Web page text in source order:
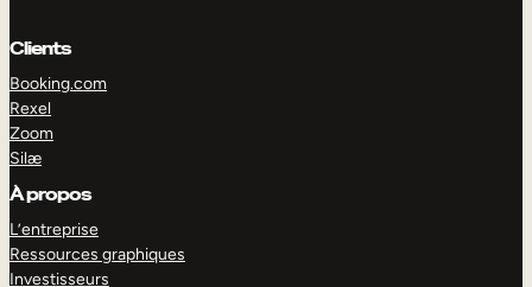
Clients
Booking.com
Rexel
Zoom
Silæ
À propos
L’entreprise
Ressources graphiques
Investisseurs